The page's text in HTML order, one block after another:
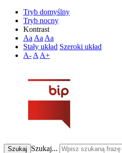
Tryb domyślny
Tryb nocny
Kontrast
Aa Aa Aa
Stały układ Szeroki układ
A- A A+
Szukaj Szukaj...